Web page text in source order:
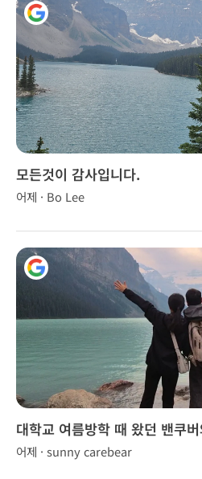
모든것이 감사입니다.
어제 · Bo Lee
대학교 여름방학 때 왔던 밴쿠
시 찾았습니다!
어제 · sunny carebear